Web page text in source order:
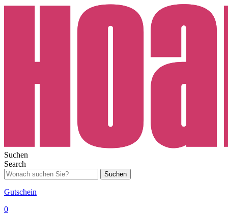
Suchen
Search
Suchen
Gutschein
0